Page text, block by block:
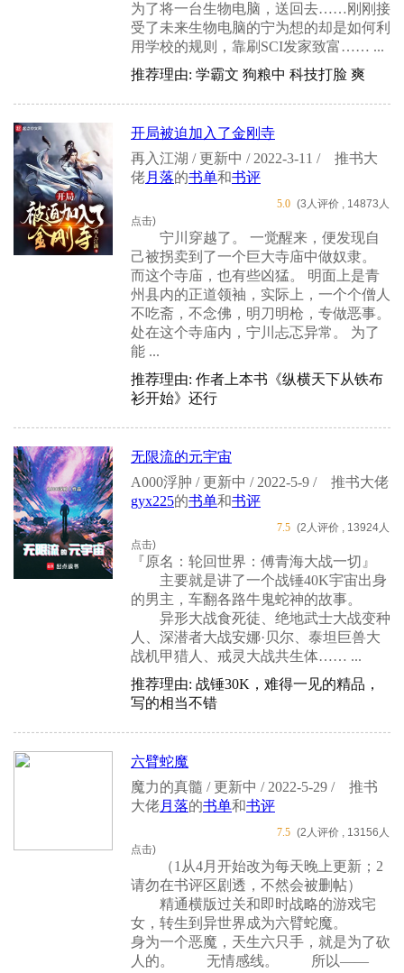
为了将一台生物电脑，送回去……刚刚接
受了未来生物电脑的宁为想的却是如何利
用学校的规则，靠刷SCI发家致富…… ...
推荐理由: 学霸文 狗粮中 科技打脸 爽
开局被迫加入了金刚寺
再入江湖 / 更新中 / 2022-3-11 /
推书大
佬月落的书单和书评
5.0 (3人评价 , 14873人
点击)
宁川穿越了。 一觉醒来，便发现自
己被拐卖到了一个巨大寺庙中做奴隶。
而这个寺庙，也有些凶猛。 明面上是青
州县内的正道领袖，实际上，一个个僧人
不吃斋，不念佛，明刀明枪，专做恶事。
处在这个寺庙内，宁川忐忑异常。 为了
能 ...
推荐理由: 作者上本书《纵横天下从铁布
衫开始》还行
无限流的元宇宙
A000浮肿 / 更新中 / 2022-5-9 /
推书大佬
gyx225的书单和书评
7.5 (2人评价 , 13924人
点击)
『原名：轮回世界：傅青海大战一切』
主要就是讲了一个战锤40K宇宙出身
的男主，车翻各路牛鬼蛇神的故事。
异形大战食死徒、绝地武士大战变种
人、深潜者大战安娜·贝尔、泰坦巨兽大
战机甲猎人、戒灵大战共生体…… ...
推荐理由: 战锤30K，难得一见的精品，
写的相当不错
六臂蛇魔
魔力的真髓 / 更新中 / 2022-5-29 /
推书
大佬月落的书单和书评
7.5 (2人评价 , 13156人
点击)
（1从4月开始改为每天晚上更新；2
请勿在书评区剧透，不然会被删帖）
精通横版过关和即时战略的游戏宅
女，转生到异世界成为六臂蛇魔。
身为一个恶魔，天生六只手，就是为了砍
人的。 无情感线。 所以——